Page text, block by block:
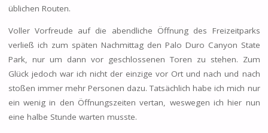
üblichen Routen.
Voller Vorfreude auf die abendliche Öffnung des Freizeitparks
verließ ich zum späten Nachmittag den Palo Duro Canyon State
Park, nur um dann vor geschlossenen Toren zu stehen. Zum
Glück jedoch war ich nicht der einzige vor Ort und nach und nach
stoßen immer mehr Personen dazu. Tatsächlich habe ich mich nur
ein wenig in den Öffnungszeiten vertan, weswegen ich hier nun
eine halbe Stunde warten musste.